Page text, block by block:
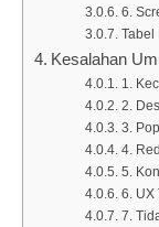
6.
Tabel
Kesalahan
1.
2.
3.
4.
5.
6. UX
7.